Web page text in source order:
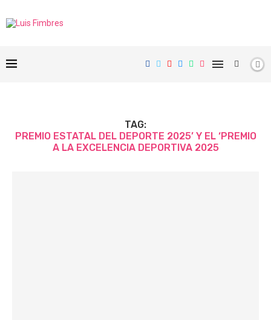
TAG:
PREMIO ESTATAL DEL DEPORTE 2025’ Y EL ‘PREMIO
A LA EXCELENCIA DEPORTIVA 2025